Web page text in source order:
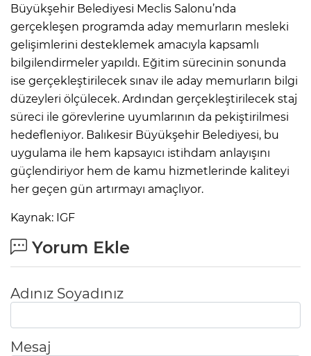
Büyükşehir Belediyesi Meclis Salonu’nda
gerçekleşen programda aday memurların mesleki
gelişimlerini desteklemek amacıyla kapsamlı
bilgilendirmeler yapıldı. Eğitim sürecinin sonunda
ise gerçekleştirilecek sınav ile aday memurların bilgi
düzeyleri ölçülecek. Ardından gerçekleştirilecek staj
süreci ile görevlerine uyumlarının da pekiştirilmesi
hedefleniyor. Balıkesir Büyükşehir Belediyesi, bu
uygulama ile hem kapsayıcı istihdam anlayışını
güçlendiriyor hem de kamu hizmetlerinde kaliteyi
her geçen gün artırmayı amaçlıyor.
Kaynak: IGF
Yorum Ekle
Adınız Soyadınız
Mesaj